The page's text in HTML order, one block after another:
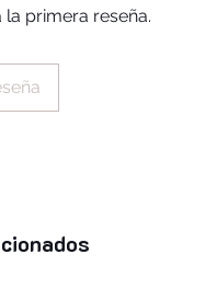
primera reseña.